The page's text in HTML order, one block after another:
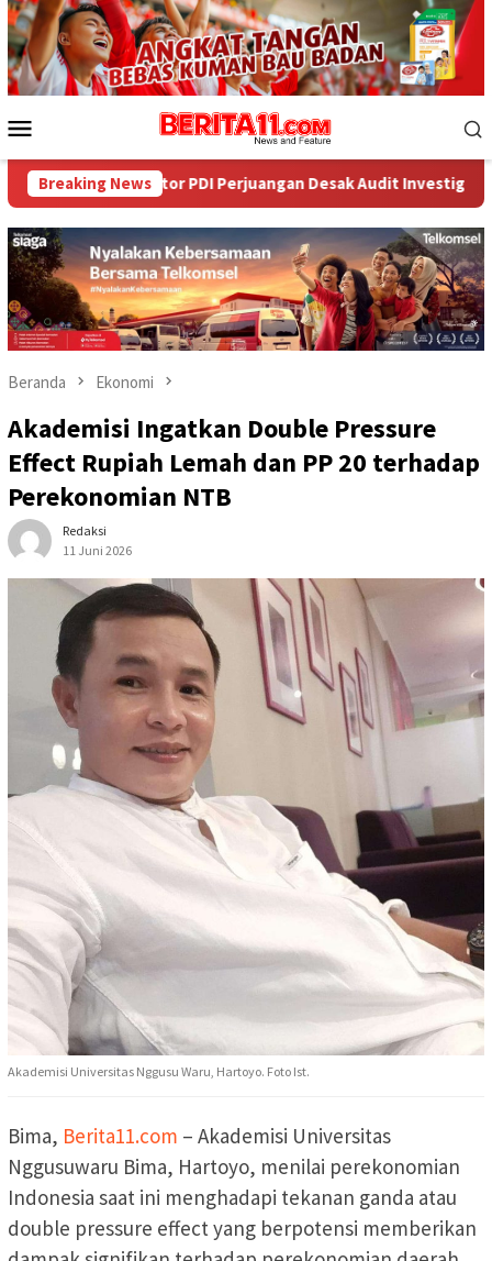
Loncat
ke
konten
Mobile
Breaking News
PDI Perjuangan Desak Audit Investigatif WNA Asal
Beranda Ekonomi
Akademisi Ingatkan Double Pressure
Effect Rupiah Lemah dan PP 20 terhadap
Perekonomian NTB
Redaksi
11 Juni 2026
Akademisi Universitas Nggusu Waru, Hartoyo. Foto Ist.
Bima, Berita11.com – Akademisi Universitas
Nggusuwaru Bima, Hartoyo, menilai perekonomian
Indonesia saat ini menghadapi tekanan ganda atau
double pressure effect yang berpotensi memberikan